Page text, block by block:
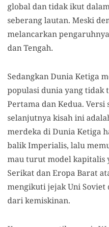
global dan tidak ikut
seberang lautan. Meski
melancarkan
dan Tengah.
Sedangkan Dunia Ketiga
populasi dunia yang tidak
Pertama dan Kedua.
selanjutnya kisah ini
merdeka di Dunia Ketiga
balik Imperialis, lalu
mau turut model kapitalis
Serikat dan Eropa Barat
mengikuti jejak Uni Soviet
dari kemiskinan.